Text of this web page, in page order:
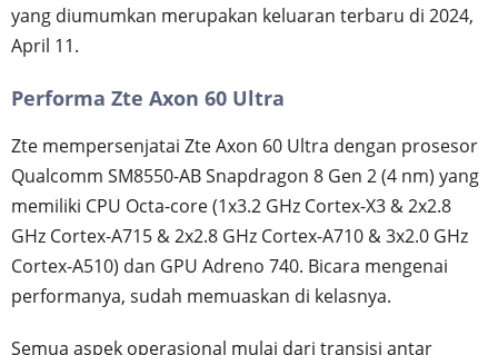
yang diumumkan merupakan keluaran terbaru di 2024,
April 11.
Performa Zte Axon 60 Ultra
Zte mempersenjatai Zte Axon 60 Ultra dengan prosesor
Qualcomm SM8550-AB Snapdragon 8 Gen 2 (4 nm) yang
memiliki CPU Octa-core (1x3.2 GHz Cortex-X3 & 2x2.8
GHz Cortex-A715 & 2x2.8 GHz Cortex-A710 & 3x2.0 GHz
Cortex-A510) dan GPU Adreno 740. Bicara mengenai
performanya, sudah memuaskan di kelasnya.
Semua aspek operasional mulai dari transisi antar